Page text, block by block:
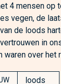
4 mensen op
vegen, de
de loods
in
waren over het
loods